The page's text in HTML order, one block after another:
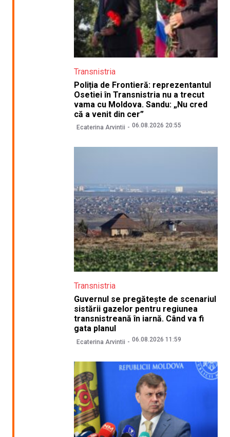
Transnistria
Poliția de Frontieră: reprezentantul
Osetiei în Transnistria nu a trecut
vama cu Moldova. Sandu: „Nu cred
că a venit din cer”
Ecaterina Arvintii 06.08.2026 20:55
Transnistria
Guvernul se pregătește de scenariul
sistării gazelor pentru regiunea
transnistreană în iarnă. Când va fi
gata planul
Ecaterina Arvintii 06.08.2026 11:59